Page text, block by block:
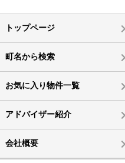
トップページ
町名から検索
お気に入り物件一覧
アドバイザー紹介
会社概要